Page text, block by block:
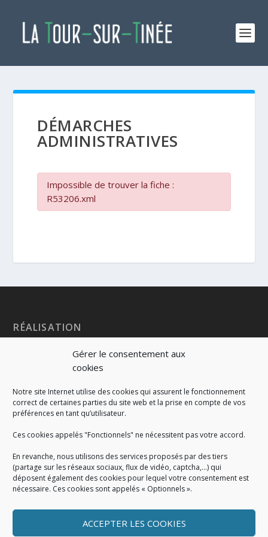
Gérer le consentement aux
cookies
Notre site Internet utilise des cookies qui assurent le fonctionnement
correct de certaines parties du site web et la prise en compte de vos
préférences en tant qu’utilisateur.
Ces cookies appelés "Fonctionnels" ne nécessitent pas votre accord.
En revanche, nous utilisons des services proposés par des tiers
(partage sur les réseaux sociaux, flux de vidéo, captcha,...) qui
déposent également des cookies pour lequel votre consentement est
nécessaire. Ces cookies sont appelés « Optionnels ».
ACCEPTER LES COOKIES
DÉMARCHES
ADMINISTRATIVES
Impossible de trouver la fiche :
R53206.xml
RÉALISATION
MENTIONS LÉGALES